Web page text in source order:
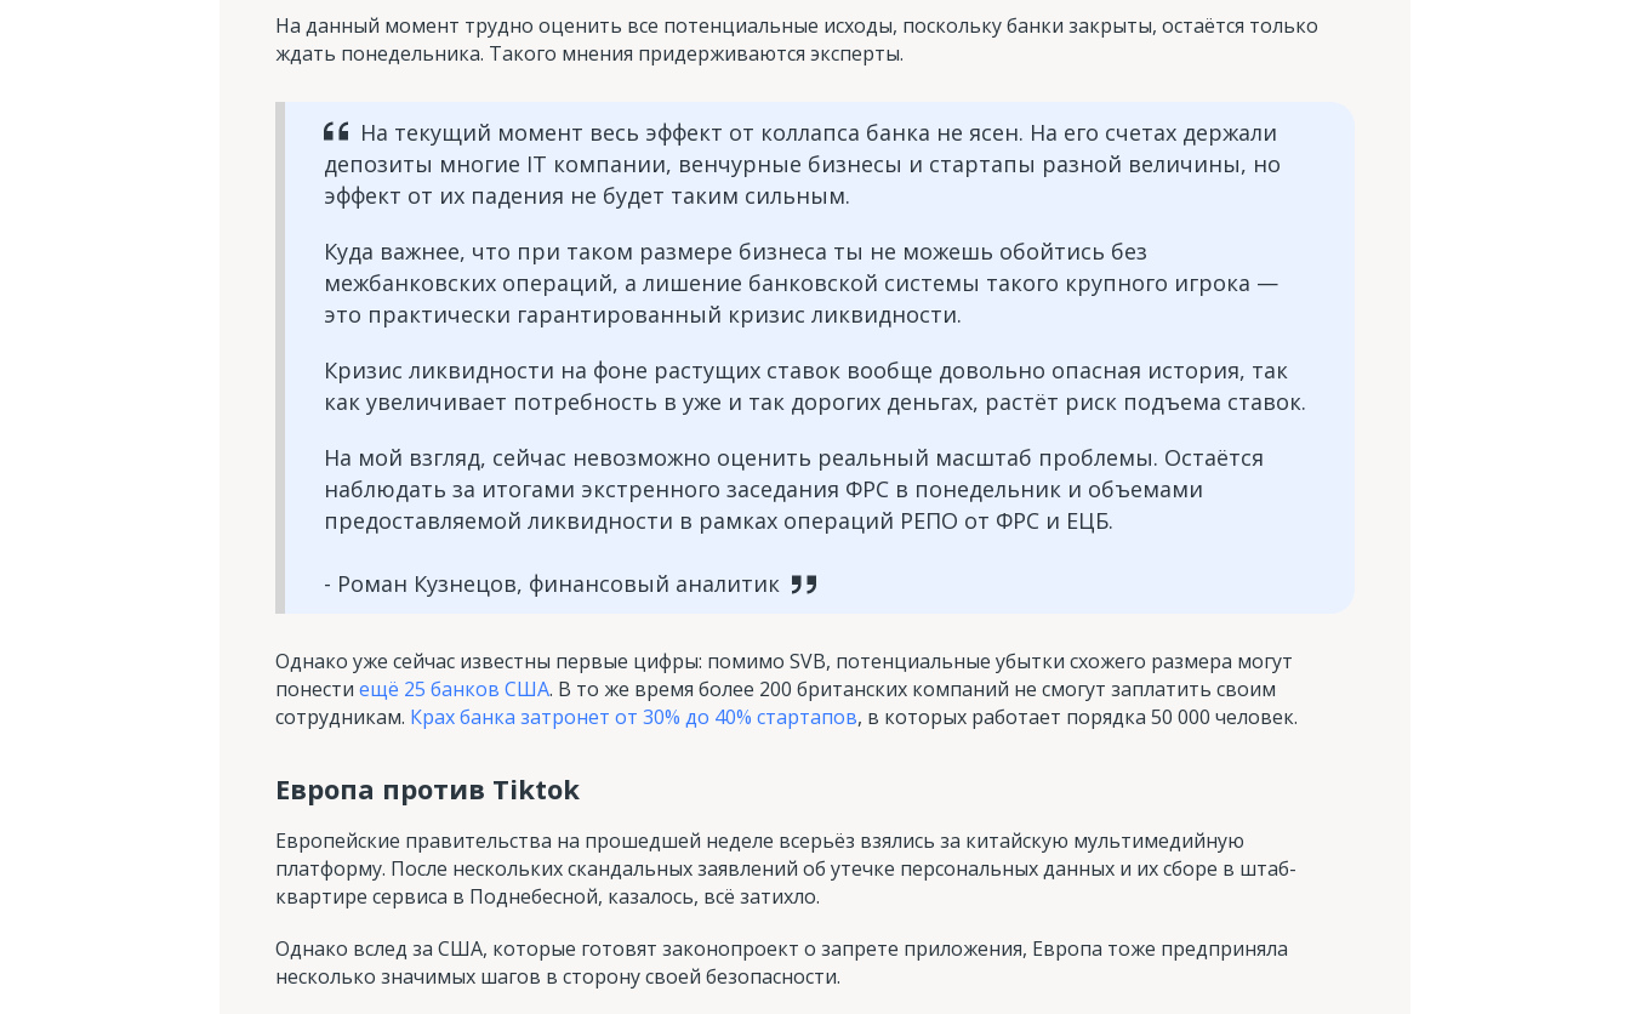
На данный момент трудно оценить все потенциальные исходы, поскольку банки закрыты, остаётся только
ждать понедельника. Такого мнения придерживаются эксперты.
На текущий момент весь эффект от коллапса банка не ясен. На его счетах держали
депозиты многие IT компании, венчурные бизнесы и стартапы разной величины, но
эффект от их падения не будет таким сильным.
Куда важнее, что при таком размере бизнеса ты не можешь обойтись без
межбанковских операций, а лишение банковской системы такого крупного игрока —
это практически гарантированный кризис ликвидности.
Кризис ликвидности на фоне растущих ставок вообще довольно опасная история, так
как увеличивает потребность в уже и так дорогих деньгах, растёт риск подъема ставок.
На мой взгляд, сейчас невозможно оценить реальный масштаб проблемы. Остаётся
наблюдать за итогами экстренного заседания ФРС в понедельник и объемами
предоставляемой ликвидности в рамках операций РЕПО от ФРС и ЕЦБ.
- Роман Кузнецов, финансовый аналитик
Однако уже сейчас известны первые цифры: помимо SVB, потенциальные убытки схожего размера могут
понести ещё 25 банков США. В то же время более 200 британских компаний не смогут заплатить своим
сотрудникам. Крах банка затронет от 30% до 40% стартапов, в которых работает порядка 50 000 человек.
Европа против Tiktok
Европейские правительства на прошедшей неделе всерьёз взялись за китайскую мультимедийную
платформу. После нескольких скандальных заявлений об утечке персональных данных и их сборе в штаб-
квартире сервиса в Поднебесной, казалось, всё затихло.
Однако вслед за США, которые готовят законопроект о запрете приложения, Европа тоже предприняла
несколько значимых шагов в сторону своей безопасности.